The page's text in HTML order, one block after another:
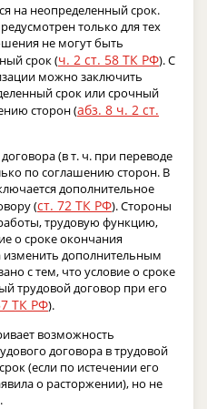
на неопределенный срок.
только для тех
не могут быть
срок (ч. 2 ст. 58 ТК РФ). С
можно заключить
срок или срочный
сторон (абз. 8 ч. 2 ст.
(в т. ч. при переводе
по соглашению сторон. В
дополнительное
(ст. 72 ТК РФ). Стороны
трудовую функцию,
о сроке окончания
изменить дополнительным
с тем, что условие о сроке
трудовой договор при его
ТК РФ).
возможность
договора в трудовой
(если по истечении его
о расторжении), но не